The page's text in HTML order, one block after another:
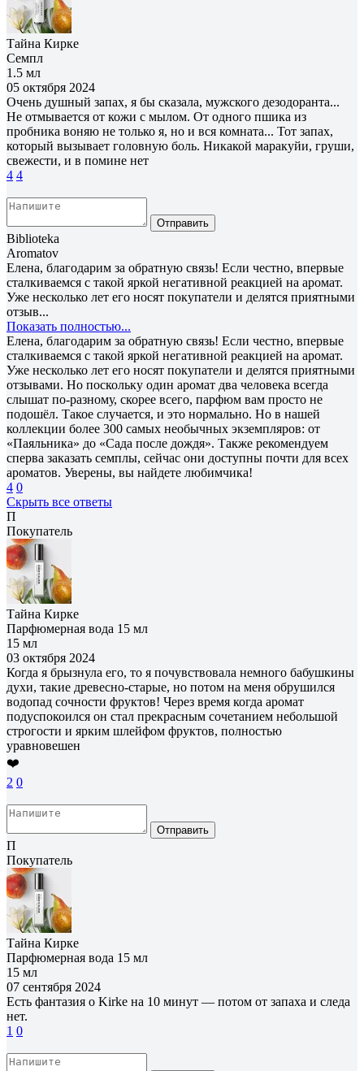
Тайна Кирке
Семпл
1.5 мл
05 октября 2024
Очень душный запах, я бы сказала, мужского дезодоранта...
Не отмывается от кожи с мылом. От одного пшика из
пробника воняю не только я, но и вся комната... Тот запах,
который вызывает головную боль. Никакой маракуйи, груши,
свежести, и в помине нет
4 4
Отправить
Biblioteka
Aromatov
Елена, благодарим за обратную связь! Если честно, впервые
сталкиваемся с такой яркой негативной реакцией на аромат.
Уже несколько лет его носят покупатели и делятся приятными
отзыв...
Показать полностью...
Елена, благодарим за обратную связь! Если честно, впервые
сталкиваемся с такой яркой негативной реакцией на аромат.
Уже несколько лет его носят покупатели и делятся приятными
отзывами. Но поскольку один аромат два человека всегда
слышат по-разному, скорее всего, парфюм вам просто не
подошёл. Такое случается, и это нормально. Но в нашей
коллекции более 300 самых необычных экземпляров: от
«Паяльника» до «Сада после дождя». Также рекомендуем
сперва заказать семплы, сейчас они доступны почти для всех
ароматов. Уверены, вы найдете любимчика!
4 0
Скрыть все ответы
П
Покупатель
Тайна Кирке
Парфюмерная вода 15 мл
15 мл
03 октября 2024
Когда я брызнула его, то я почувствовала немного бабушкины
духи, такие древесно-старые, но потом на меня обрушился
водопад сочности фруктов! Через время когда аромат
подуспокоился он стал прекрасным сочетанием небольшой
строгости и ярким шлейфом фруктов, полностью
уравновешен
❤️
2 0
Отправить
П
Покупатель
Тайна Кирке
Парфюмерная вода 15 мл
15 мл
07 сентября 2024
Есть фантазия о Kirke на 10 минут — потом от запаха и следа
нет.
1 0